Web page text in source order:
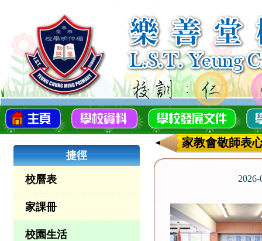
捷徑
校曆表
家課冊
校園生活
家教會敬師表